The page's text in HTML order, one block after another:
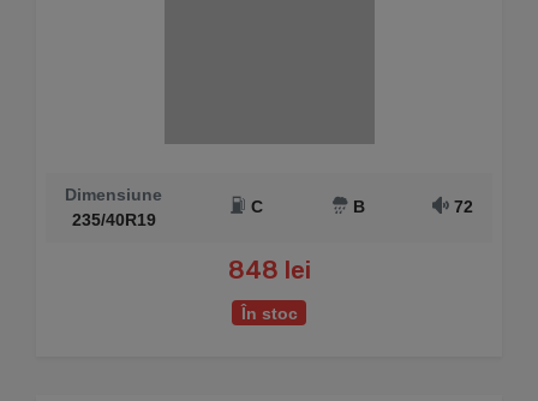
Dimensiune
235/40R19
C B 72
848 lei
În stoc